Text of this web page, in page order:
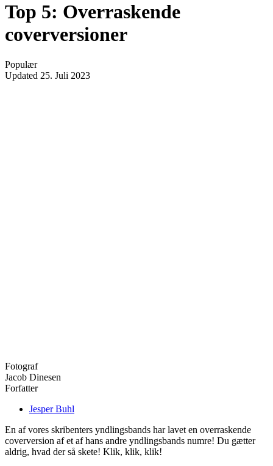
Top 5: Overraskende
coverversioner
Populær
Updated 25. Juli 2023
Fotograf
Jacob Dinesen
Forfatter
Jesper Buhl
En af vores skribenters yndlingsbands har lavet en overraskende
coverversion af et af hans andre yndlingsbands numre! Du gætter
aldrig, hvad der så skete! Klik, klik, klik!